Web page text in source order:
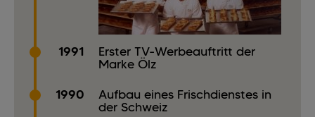
1991
Erster TV-Werbeauftritt der
Marke Ölz
1990
Aufbau eines Frischdienstes in
der Schweiz